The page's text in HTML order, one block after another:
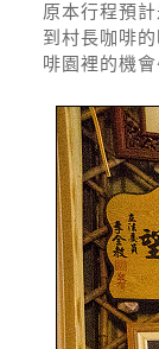
原本行程預
到村長咖啡
啡園裡的機